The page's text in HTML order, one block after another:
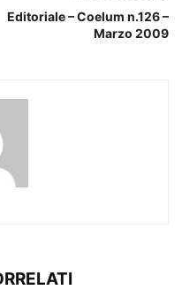
Editoriale – Coelum n.126 –
Marzo 2009